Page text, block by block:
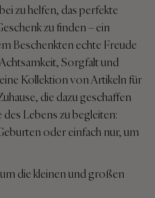
zu helfen, das perfekte
zu finden – ein
Beschenkten echte Freude
Sorgfalt und
Kollektion von Artikeln für
die dazu geschaffen
Lebens zu begleiten:
oder einfach nur, um
die kleinen und großen